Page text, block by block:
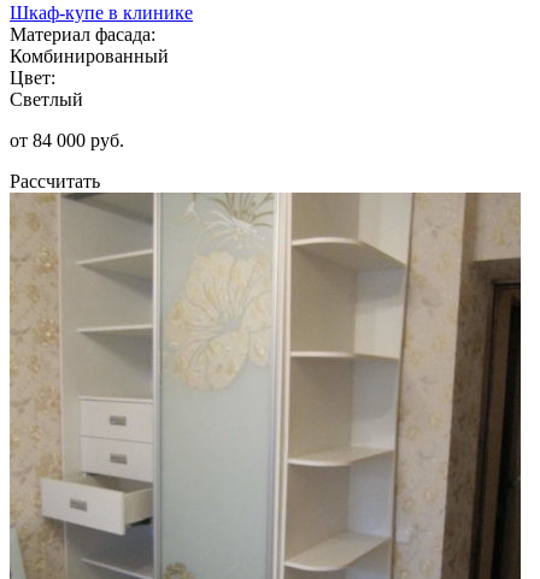
Шкаф-купе в клинике
Материал фасада:
Комбинированный
Цвет:
Светлый
от 84 000 руб.
Рассчитать